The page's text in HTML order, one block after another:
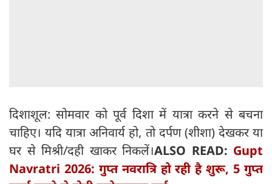
दिशाशूल: सोमवार को पूर्व दिशा में यात्रा करने से बचना
चाहिए। यदि यात्रा अनिवार्य हो, तो दर्पण (शीशा) देखकर या
घर से मिश्री/दही खाकर निकलें।ALSO READ: Gupt
Navratri 2026: गुप्त नवरात्रि हो रही है शुरू, 5 गुप्त